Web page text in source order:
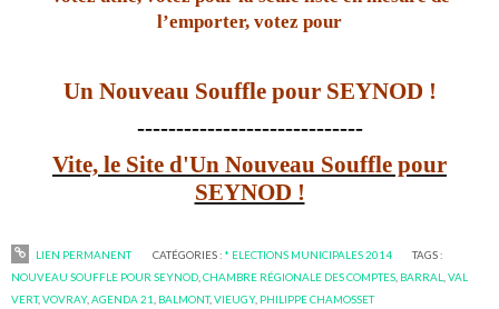
l’emporter, votez pour
Un Nouveau Souffle pour SEYNOD !
-----------------------------
Vite, le Site d'Un Nouveau Souffle pour
SEYNOD !
LIEN PERMANENT CATÉGORIES : * ELECTIONS MUNICIPALES 2014
TAGS :
NOUVEAU SOUFFLE POUR SEYNOD ,CHAMBRE RÉGIONALE DES COMPTES BARRAL ,VAL
VERT,VOVRAY,AGENDA 21 BALMONT,VIEUGY, PHILIPPE CHAMOSSET